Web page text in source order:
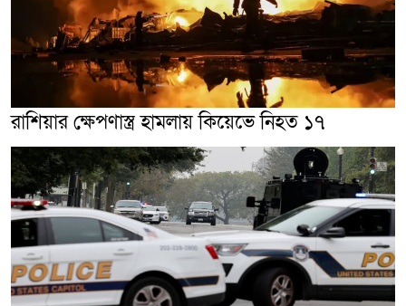
রাশিয়ার ক্ষেপণাস্ত্র হামলায় কিয়েভে নিহত ১৭